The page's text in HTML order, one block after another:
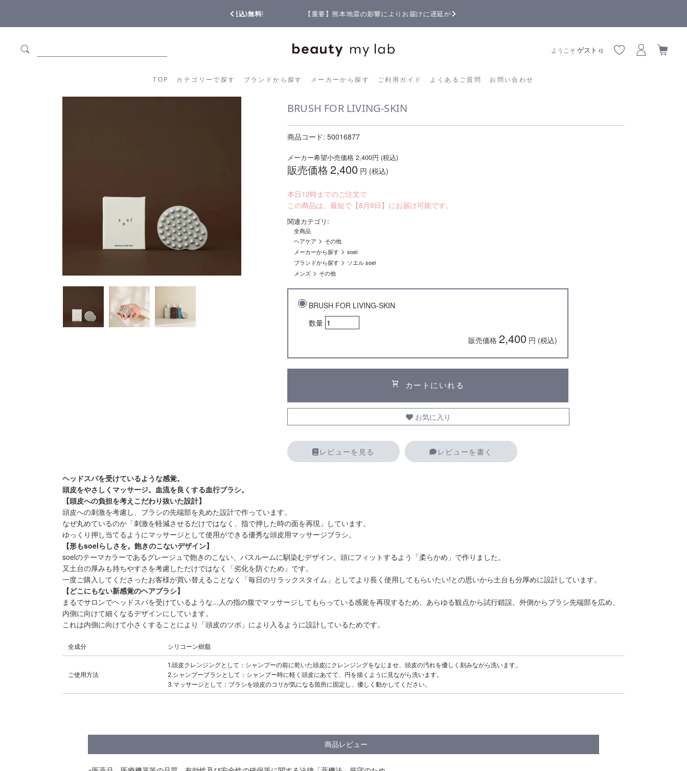
【重要】熊本地震の影響によりお届けに遅延が生じております
TOP カテゴリーで探す ブランドから探す メーカーから探す ご利用ガイド よくあるご質問 お問い合わせ
ようこそゲスト 様
カテゴリーから探す ブランドから探す メーカーから探す ご利用ガイド よくあるご質問
BRUSH FOR LIVING-SKIN
商品コード: 50016877
メーカー希望小売価格 2,400円 (税込)
販売価格2,400 円 (税込)
本日12時までのご注文で
この商品は、最短で【8月9日】にお届け可能です。
関連カテゴリ:
全商品
ヘアケア > その他
メーカーから探す >soel
ブランドから探す > ソエル soel
メンズ > その他
BRUSH FOR LIVING-SKIN
数量
販売価格 2,400 円 (税込)
shopping_cart カートにいれる
お気に入り
レビューを見る レビューを書く
ヘッドスパを受けているような感覚。
頭皮をやさしくマッサージ。血流を良くする血行ブラシ。
【頭皮への負担を考えこだわり抜いた設計】
頭皮への刺激を考慮し、ブラシの先端部を丸めた設計で作っています。
なぜ丸めているのか「刺激を軽減させるだけではなく、指で押した時の面を再現」しています。
ゆっくり押し当てるようにマッサージとして使用ができる優秀な頭皮用マッサージブラシ。
【形もsoelらしさを。飽きのこないデザイン】
soelのテーマカラーであるグレージュで飽きのこない、バスルームに馴染むデザイン。 頭にフィットするよう「柔らかめ」で作りました。
又土台の厚みも持ちやすさを考慮しただけではなく「劣化を防ぐため」です。
一度ご購入してくださったお客様が買い替えることなく「毎日のリラックスタイム」としてより長く使用してもらいたい!との思いから土台も分厚めに設計しています。
【どこにもない新感覚のヘアブラシ】
まるでサロンでヘッドスパを受けているような...人の指の腹でマッサージしてもらっている感覚を再現するため、あらゆる観点から試行錯誤。外側からブラシ先端部を広め、
内側に向けて細くなるデザインにしています。
これは内側に向けて小さくすることにより「頭皮のツボ」により入るように設計しているためです。
全成分 シリコーン樹脂
ご使用方法
1.頭皮クレンジングとして：シャンプーの前に乾いた頭皮にクレンジングをなじませ、頭皮の汚れを優しく刻みながら洗います。
2.シャンプーブラシとして：シャンプー時に軽く頭皮にあてて、円を描くように見ながら洗います。
3.マッサージとして：ブラシを頭皮のコリが気になる箇所に固定し、優しく動かしてください。
商品レビュー